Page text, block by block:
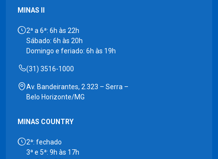
MINAS II
2ª a 6ª: 6h às 22h
Sábado: 6h às 20h
Domingo e feriado: 6h às 19h
(31) 3516-1000
Av. Bandeirantes, 2.323 – Serra –
Belo Horizonte/MG
MINAS COUNTRY
2ª: fechado
3ª e 5ª: 9h às 17h